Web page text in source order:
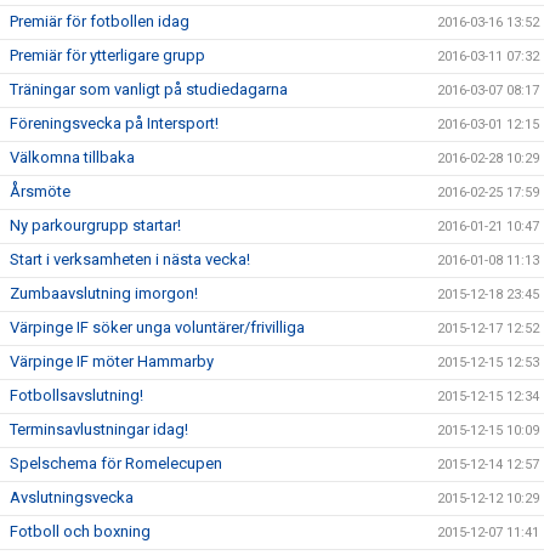
Premiär för fotbollen idag 2016-03-16 13:52
Premiär för ytterligare grupp 2016-03-11 07:32
Träningar som vanligt på studiedagarna 2016-03-07 08:17
Föreningsvecka på Intersport! 2016-03-01 12:15
Välkomna tillbaka 2016-02-28 10:29
Årsmöte 2016-02-25 17:59
Ny parkourgrupp startar! 2016-01-21 10:47
Start i verksamheten i nästa vecka! 2016-01-08 11:13
Zumbaavslutning imorgon! 2015-12-18 23:45
Värpinge IF söker unga voluntärer/frivilliga 2015-12-17 12:52
Värpinge IF möter Hammarby 2015-12-15 12:53
Fotbollsavslutning! 2015-12-15 12:34
Terminsavlustningar idag! 2015-12-15 10:09
Spelschema för Romelecupen 2015-12-14 12:57
Avslutningsvecka 2015-12-12 10:29
Fotboll och boxning 2015-12-07 11:41